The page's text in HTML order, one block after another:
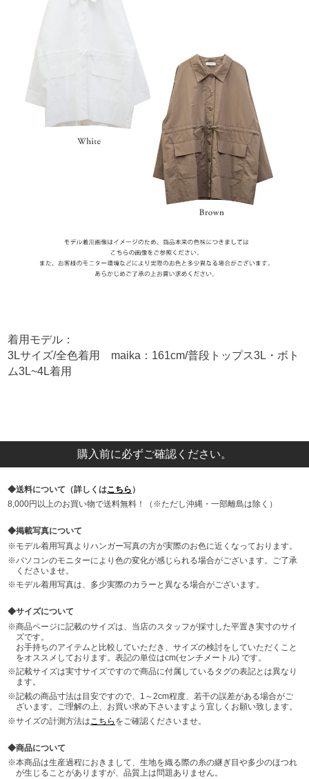
着用モデル：
3Lサイズ/全色着用 maika：161cm/普段トップス3L・ボト
ム3L~4L着用
購入前に必ずご確認ください。
送料について（詳しくはこちら ）
8,000円以上のお買い物で送料無料！（※ただし沖縄・一部離島は除く）
掲載写真について
モデル着用写真よりハンガー写真の方が実際のお色に近くなっております。
パソコンのモニターにより色の変化が感じられる場合がございます。ご了承
くださいませ。
モデル着用写真は、多少実際のカラーと異なる場合がございます。
サイズについて
商品ページに記載のサイズは、当店のスタッフが採寸した平置き実寸のサイ
ズです。
お手持ちのアイテムと比較していただき、サイズの検討をしていただくこと
をオススメしております。表記の単位はcm(センチメートル) です。
記載サイズは実寸サイズですので商品に付属しているタグの表記とは異なり
ます。
記載の商品寸法は目安ですので、1～2cm程度、若干の誤差がある場合がご
ざいます。ご理解の上、お買い求め下さいますよう宜しくお願い致します。
サイズの計測方法は こちら をご確認くださいませ。
商品について
本商品は生産過程におきまして、生地を織る際の糸の継ぎ目や多少のほつれ
が生じることがありますが、品質上は問題ありません。